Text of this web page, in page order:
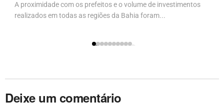
A proximidade com os prefeitos e o volume de investimentos
realizados em todas as regiões da Bahia foram...
Deixe um comentário